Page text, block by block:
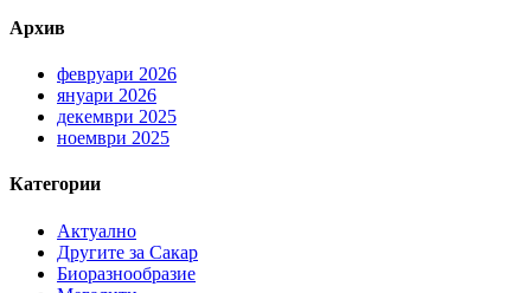
Архив
февруари 2026
януари 2026
декември 2025
ноември 2025
Категории
Актуално
Другите за Сакар
Биоразнообразие